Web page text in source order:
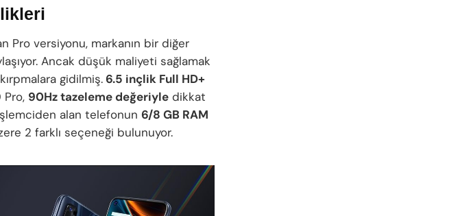
Pro versiyonu, markanın bir diğer
Ancak düşük maliyeti sağlamak
gidilmiş.6.5 inçlik Full HD+
Pro, 90Hz tazeleme değeriyle dikkat
alan telefonun 6/8 GB RAM
2 farklı seçeneği bulunuyor.